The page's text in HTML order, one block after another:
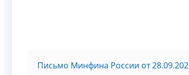
Письмо Минфина России от